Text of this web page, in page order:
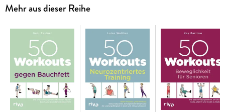
Fordere dich selbst heraus
Im neusten Band der erfolgreichen 50-Workouts-Reihe zeigt
dir der zertifizierte Kettlebell-Trainer Frank Delventhal50
brandneue Übungsreihenmit der Kettlebell. In den Workouts
werden ikonische Übungen wie Turkish Get-up, Swings und
Cleans so miteinander kombiniert, dass nicht nur
Anfänger
Mehr aus dieser Reihe